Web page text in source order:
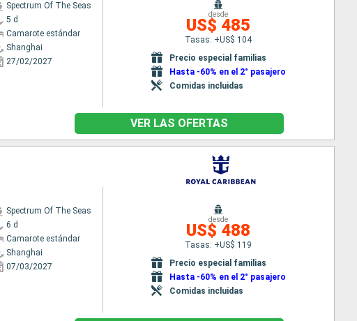
Spectrum Of The Seas
5 d
Camarote estándar
Shanghai
27/02/2027
desde
US$ 485
Tasas: +US$ 104
Precio especial familias
Hasta -60% en el 2° pasajero
Comidas incluidas
VER LAS OFERTAS
Spectrum Of The Seas
6 d
Camarote estándar
Shanghai
07/03/2027
desde
US$ 488
Tasas: +US$ 119
Precio especial familias
Hasta -60% en el 2° pasajero
Comidas incluidas